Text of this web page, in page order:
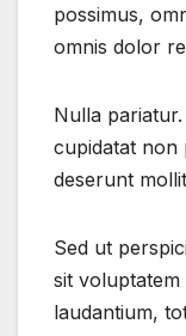
possimus,
omnis dolor
Nulla
cupidatat non
deserunt
Sed ut
sit
laudantium,